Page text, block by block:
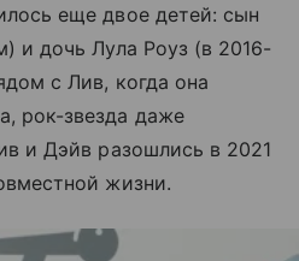
еще двое детей: сын
и дочь Лула Роуз (в 2016-
с Лив, когда она
рок-звезда даже
и Дэйв разошлись в 2021
жизни.